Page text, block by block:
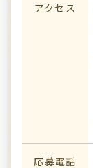
アクセス
応募電話